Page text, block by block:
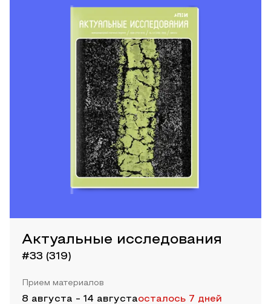
Актуальные исследования
#33 (319)
Прием материалов
8 августа - 14 августаосталось 7 дней